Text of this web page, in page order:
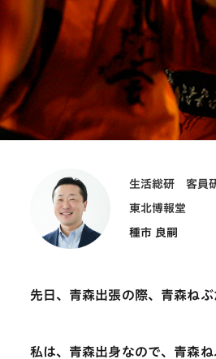
生活総研 客員
東北博報堂
種市 良嗣
先日、青森出張の際、青森ね
私は、青森出身なので、青森